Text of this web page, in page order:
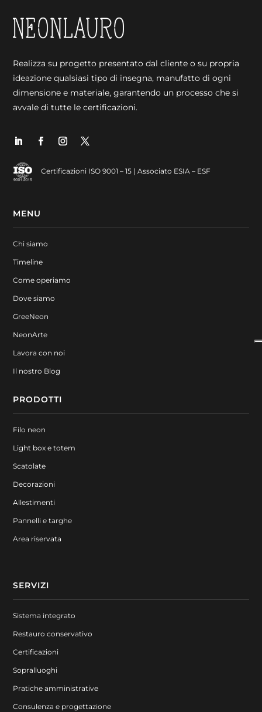
Realizza su progetto presentato dal cliente o su propria
ideazione qualsiasi tipo di insegna, manufatto di ogni
dimensione e materiale, garantendo un processo che si
avvale di tutte le certificazioni.
Certificazioni ISO 9001 – 15 | Associato ESIA – ESF
MENU
Chi siamo
Timeline
Come operiamo
Dove siamo
GreeNeon
NeonArte
Lavora con noi
Il nostro Blog
PRODOTTI
Filo neon
Light box e totem
Scatolate
Decorazioni
Allestimenti
Pannelli e targhe
Area riservata
SERVIZI
Sistema integrato
Restauro conservativo
Certificazioni
Sopralluoghi
Pratiche amministrative
Consulenza e progettazione